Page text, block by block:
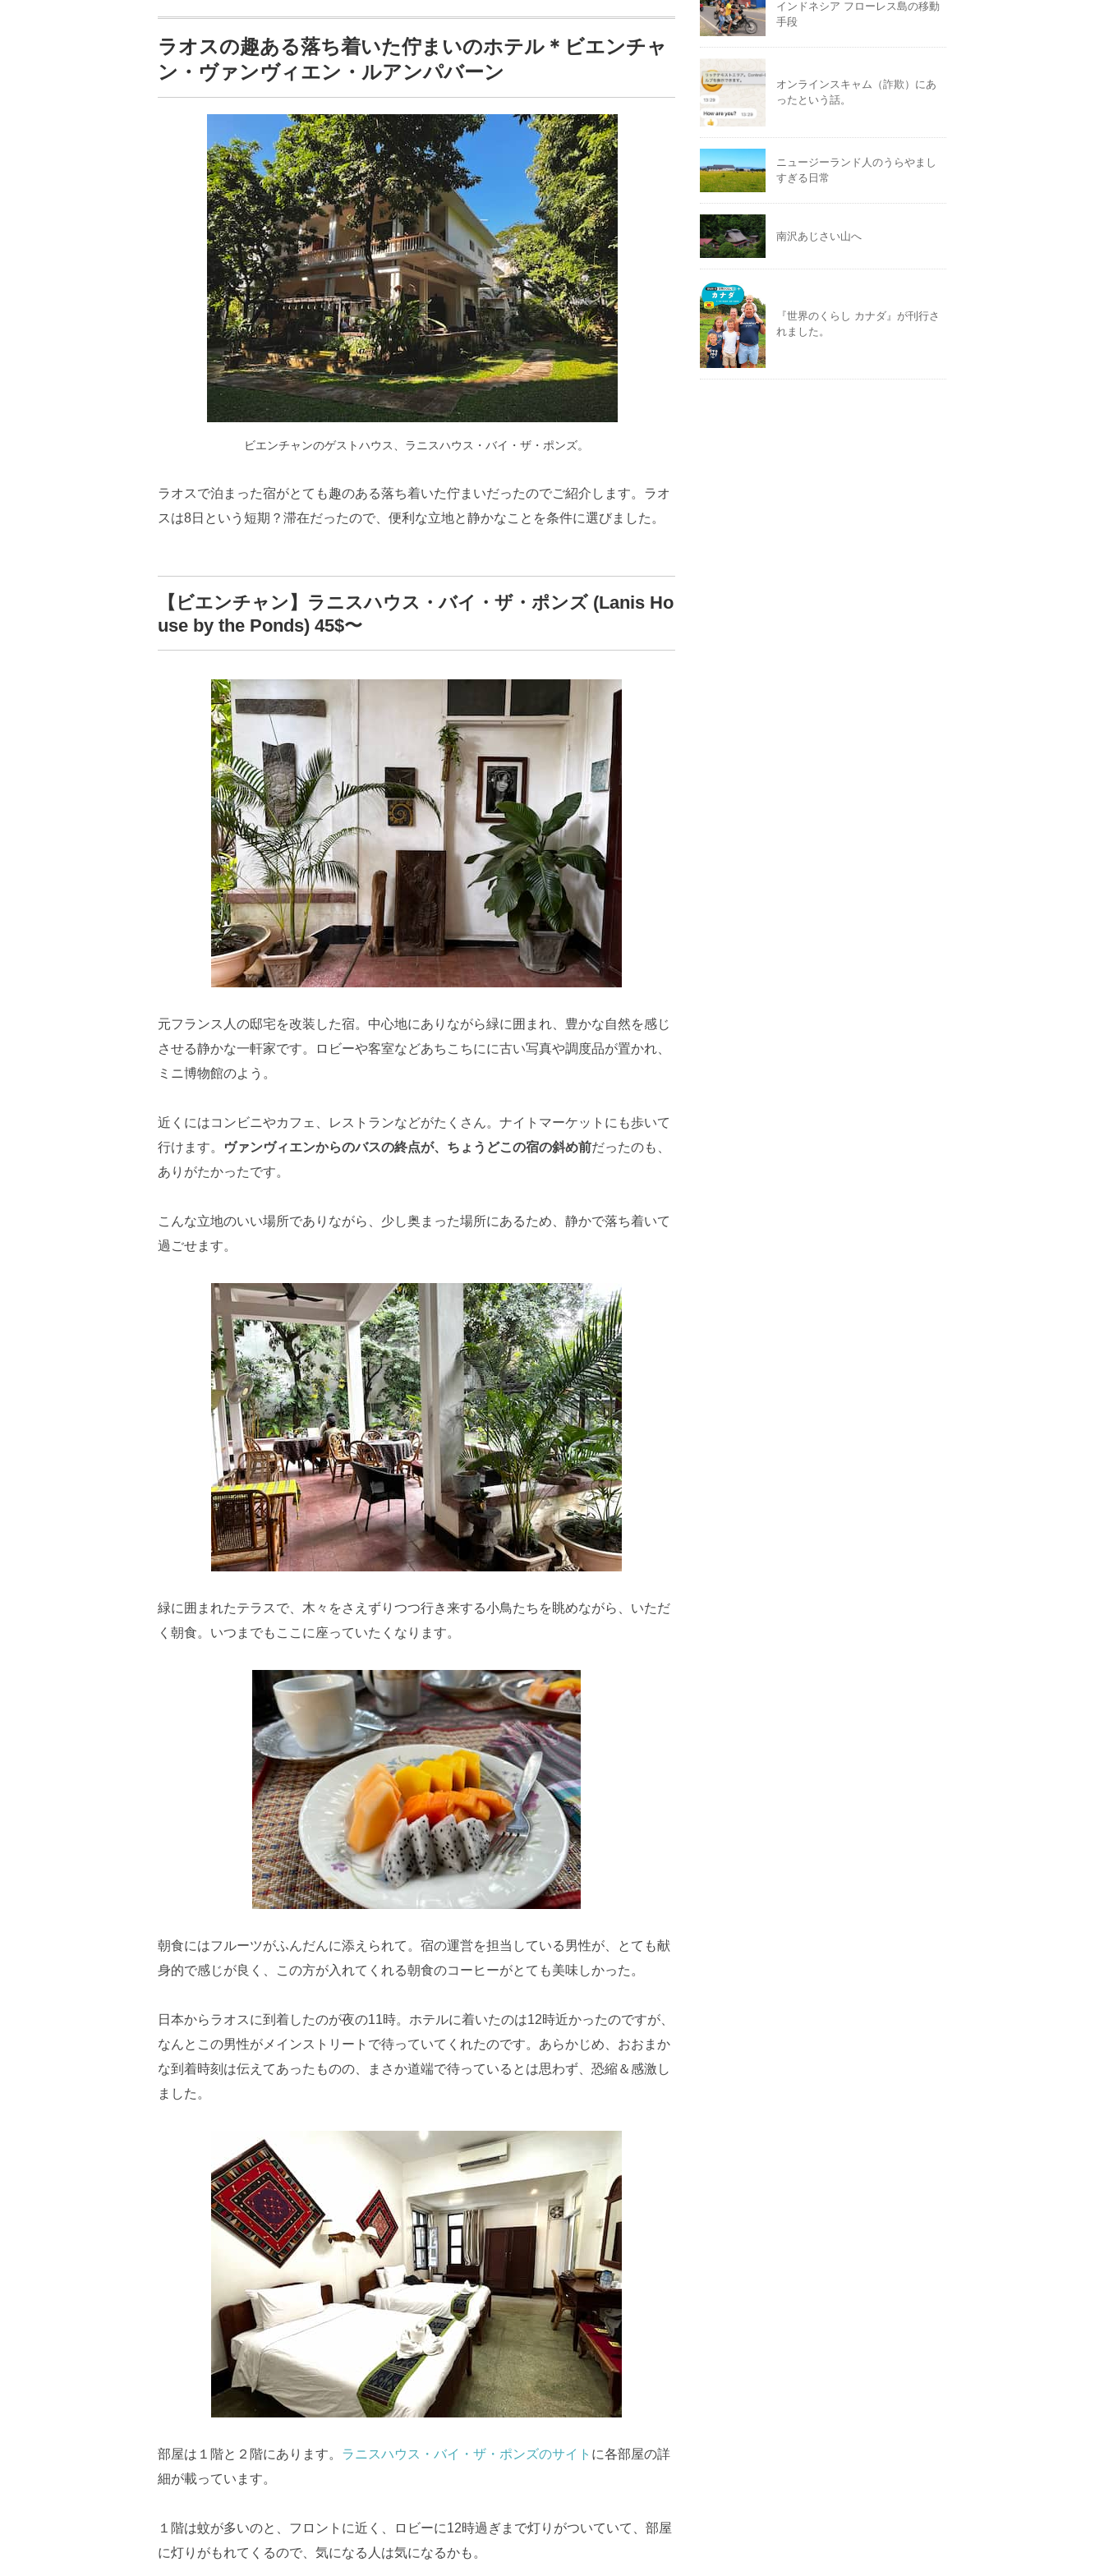
ラオスの趣ある落ち着いた佇まいのホテル＊ビエンチャ
ン・ヴァンヴィエン・ルアンパバーン
ビエンチャンのゲストハウス、ラニスハウス・バイ・ザ・ポンズ。
ラオスで泊まった宿がとても趣のある落ち着いた佇まいだったのでご紹介します。ラオ
スは8日という短期？滞在だったので、便利な立地と静かなことを条件に選びました。
【ビエンチャン】ラニスハウス・バイ・ザ・ポンズ (Lanis Ho
use by the Ponds) 45$〜
元フランス人の邸宅を改装した宿。中心地にありながら緑に囲まれ、豊かな自然を感じ
させる静かな一軒家です。ロビーや客室などあちこちにに古い写真や調度品が置かれ、
ミニ博物館のよう。
近くにはコンビニやカフェ、レストランなどがたくさん。ナイトマーケットにも歩いて
行けます。
ヴァンヴィエンからのバスの終点が、ちょうどこの宿の斜め前だったのも、
ありがたかったです。
こんな立地のいい場所でありながら、少し奥まった場所にあるため、静かで落ち着いて
過ごせます。
緑に囲まれたテラスで、木々をさえずりつつ行き来する小鳥たちを眺めながら、いただ
く朝食。いつまでもここに座っていたくなります。
朝食にはフルーツがふんだんに添えられて。宿の運営を担当している男性が、とても献
身的で感じが良く、この方が入れてくれる朝食のコーヒーがとても美味しかった。
日本からラオスに到着したのが夜の11時。ホテルに着いたのは12時近かったのですが、
なんとこの男性がメインストリートで待っていてくれたのです。あらかじめ、おおまか
な到着時刻は伝えてあったものの、まさか道端で待っているとは思わず、恐縮＆感激し
ました。
部屋は１階と２階にあります。 ラニスハウス・バイ・ザ・ポンズのサイト に各部屋の詳
細が載っています。
１階は蚊が多いのと、フロントに近く、ロビーに12時過ぎまで灯りがついていて、部屋
に灯りがもれてくるので、気になる人は気になるかも。
インドネシア フローレス島の移動
手段
オンラインスキャム（詐欺）にあ
ったという話。
ニュージーランド人のうらやまし
すぎる日常
南沢あじさい山へ
『世界のくらし カナダ』が刊行さ
れました。